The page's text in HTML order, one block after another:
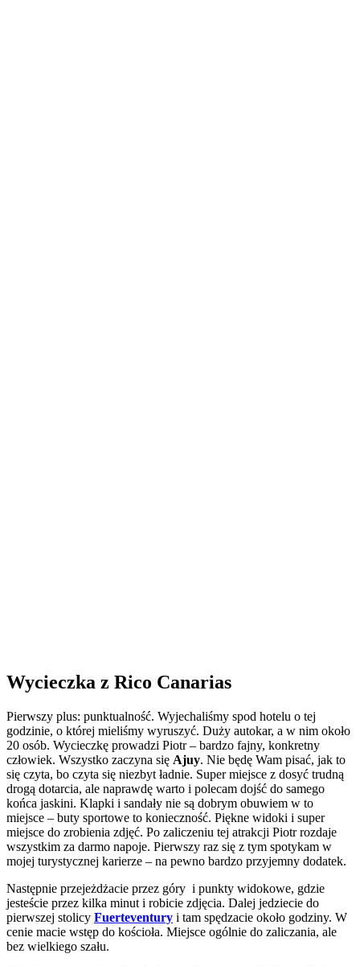
Wycieczka z Rico Canarias
Pierwszy plus: punktualność. Wyjechaliśmy spod hotelu o tej
godzinie, o której mieliśmy wyruszyć. Duży autokar, a w nim około
20 osób. Wycieczkę prowadzi Piotr – bardzo fajny, konkretny
człowiek. Wszystko zaczyna się Ajuy. Nie będę Wam pisać, jak to
się czyta, bo czyta się niezbyt ładnie. Super miejsce z dosyć trudną
drogą dotarcia, ale naprawdę warto i polecam dojść do samego
końca jaskini. Klapki i sandały nie są dobrym obuwiem w to
miejsce – buty sportowe to konieczność. Piękne widoki i super
miejsce do zrobienia zdjęć. Po zaliczeniu tej atrakcji Piotr rozdaje
wszystkim za darmo napoje. Pierwszy raz się z tym spotykam w
mojej turystycznej karierze – na pewno bardzo przyjemny dodatek.
Następnie przejeżdżacie przez góry i punkty widokowe, gdzie
jesteście przez kilka minut i robicie zdjęcia. Dalej jedziecie do
pierwszej stolicy Fuerteventury i tam spędzacie około godziny. W
cenie macie wstęp do kościoła. Miejsce ogólnie do zaliczania, ale
bez wielkiego szału.